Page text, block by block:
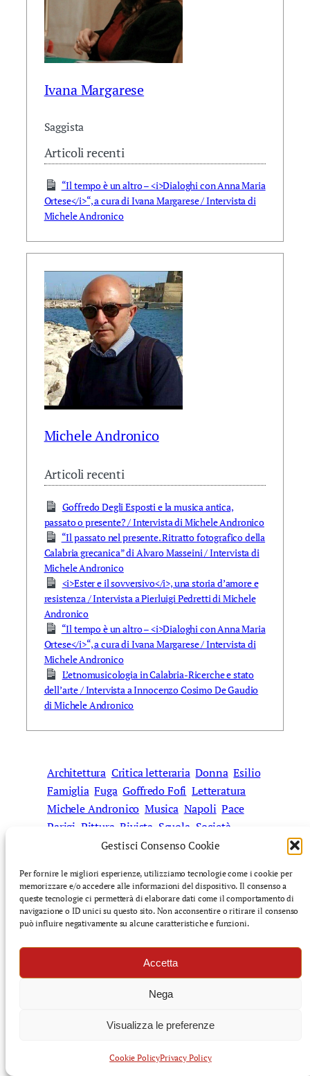
Gestisci Consenso Cookie
Per fornire le migliori esperienze, utilizziamo tecnologie come i cookie per
memorizzare e/o accedere alle informazioni del dispositivo. Il consenso a
queste tecnologie ci permetterà di elaborare dati come il comportamento di
navigazione o ID unici su questo sito. Non acconsentire o ritirare il consenso
può influire negativamente su alcune caratteristiche e funzioni.
Accetta
Nega
Visualizza le preferenze
Cookie PolicyPrivacy Policy
Ivana Margarese
Saggista
Articoli recenti
“Il tempo è un altro – <i>Dialoghi con Anna Maria
Ortese</i>“, a cura di Ivana Margarese / Intervista di
Michele Andronico
Michele Andronico
Articoli recenti
Goffredo Degli Esposti e la musica antica,
passato o presente? / Intervista di Michele Andronico
“Il passato nel presente. Ritratto fotografico della
Calabria grecanica” di Alvaro Masseini / Intervista di
Michele Andronico
<i>Ester e il sovversivo</i>, una storia d’amore e
resistenza / Intervista a Pierluigi Pedretti di Michele
Andronico
“Il tempo è un altro – <i>Dialoghi con Anna Maria
Ortese</i>“, a cura di Ivana Margarese / Intervista di
Michele Andronico
L’etnomusicologia in Calabria-Ricerche e stato
dell’arte / Intervista a Innocenzo Cosimo De Gaudio
di Michele Andronico
Architettura Critica letteraria Donna Esilio
Famiglia Fuga Goffredo Fofi Letteratura
Michele Andronico Musica Napoli Pace
Parigi Pittura Rivista Scuola Società
← Oltre il Velo: il
nuovo cinema
e verità, di Reza
Stories, Sonnets and
Serenades/ Intervista a
Simonetta Heger e Diana
Castelnuovo-Tedesco di
Chiara Evola